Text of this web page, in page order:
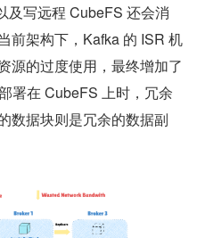
及写远程 CubeFS 还会消
前架构下，Kafka 的 ISR 机
源的过度使用，最终增加了
署在 CubeFS 上时，冗余
数据块则是冗余的数据副